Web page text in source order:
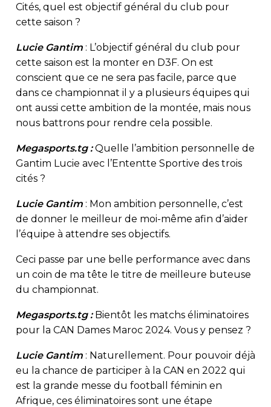
Cités, quel est objectif général du club pour
cette saison ?
Lucie Gantim : L’objectif général du club pour
cette saison est la monter en D3F. On est
conscient que ce ne sera pas facile, parce que
dans ce championnat il y a plusieurs équipes qui
ont aussi cette ambition de la montée, mais nous
nous battrons pour rendre cela possible.
Megasports.tg : Quelle l’ambition personnelle de
Gantim Lucie avec l’Ententte Sportive des trois
cités ?
Lucie Gantim : Mon ambition personnelle, c’est
de donner le meilleur de moi-même afin d’aider
l’équipe à attendre ses objectifs.
Ceci passe par une belle performance avec dans
un coin de ma tête le titre de meilleure buteuse
du championnat.
Megasports.tg : Bientôt les matchs éliminatoires
pour la CAN Dames Maroc 2024. Vous y pensez ?
Lucie Gantim : Naturellement. Pour pouvoir déjà
eu la chance de participer à la CAN en 2022 qui
est la grande messe du football féminin en
Afrique, ces éliminatoires sont une étape